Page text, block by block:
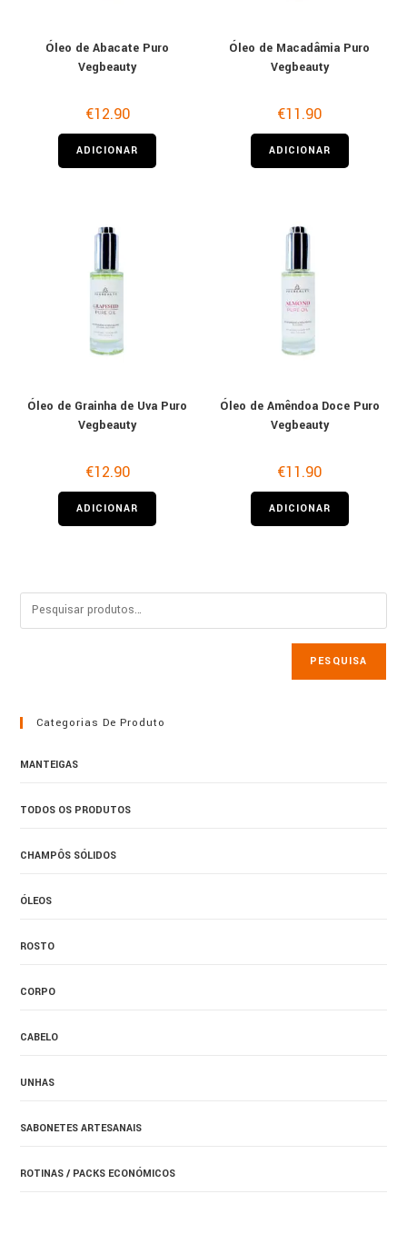
Óleo de Abacate Puro
Vegbeauty
€12.90
ADICIONAR
Óleo de Macadâmia Puro
Vegbeauty
€11.90
ADICIONAR
Óleo de Grainha de Uva Puro
Vegbeauty
€12.90
ADICIONAR
Óleo de Amêndoa Doce Puro
Vegbeauty
€11.90
ADICIONAR
PESQUISA
Categorias De Produto
MANTEIGAS
TODOS OS PRODUTOS
CHAMPÔS SÓLIDOS
ÓLEOS
ROSTO
CORPO
CABELO
UNHAS
SABONETES ARTESANAIS
ROTINAS / PACKS ECONÓMICOS